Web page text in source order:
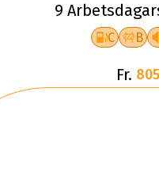
9
C B
Fr.